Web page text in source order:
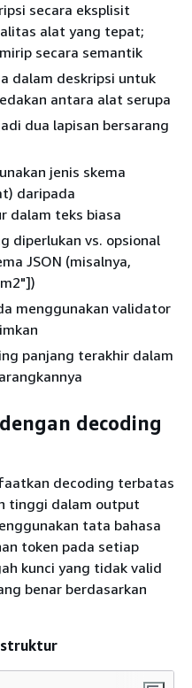
secara eksplisit
alat yang tepat;
secara semantik
dalam deskripsi untuk
antara alat serupa
dua lapisan bersarang
jenis skema
daripada
dalam teks biasa
diperlukan vs. opsional
JSON (misalnya,
menggunakan validator
panjang terakhir dalam
decoding
decoding terbatas
tinggi dalam output
tata bahasa
token pada setiap
kunci yang tidak valid
benar berdasarkan